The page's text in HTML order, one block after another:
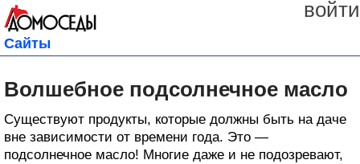
войти
Сайты
Волшебное подсолнечное масло
Существуют продукты, которые должны быть на даче
вне зависимости от времени года. Это —
подсолнечное масло! Многие даже и не подозревают,